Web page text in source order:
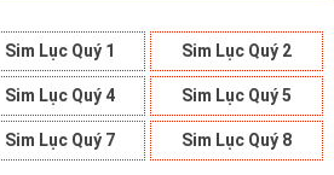
Sim Lục Quý 1 Sim Lục Quý 2
Sim Lục Quý 4 Sim Lục Quý 5
Sim Lục Quý 7 Sim Lục Quý 8